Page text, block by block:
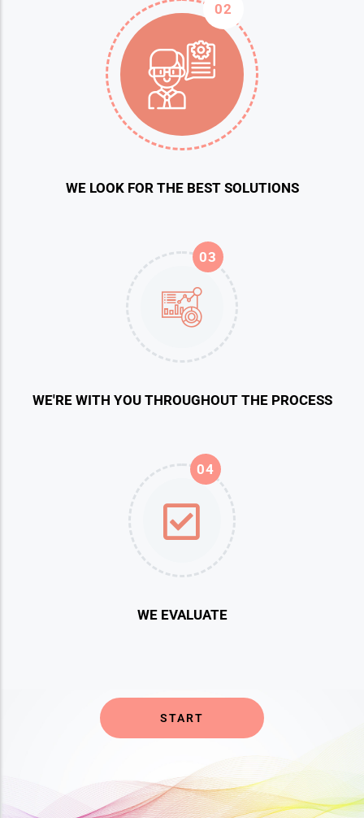
02
WE LOOK FOR THE BEST SOLUTIONS
03
WE'RE WITH YOU THROUGHOUT THE PROCESS
04
WE EVALUATE
START